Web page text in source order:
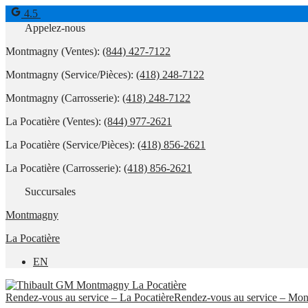
4.5
Appelez-nous
Montmagny (Ventes): (844) 427-7122
Montmagny (Service/Pièces): (418) 248-7122
Montmagny (Carrosserie): (418) 248-7122
La Pocatière (Ventes): (844) 977-2621
La Pocatière (Service/Pièces): (418) 856-2621
La Pocatière (Carrosserie): (418) 856-2621
Succursales
Montmagny
La Pocatière
EN
Rendez-vous au service – La PocatièreRendez-vous au service –